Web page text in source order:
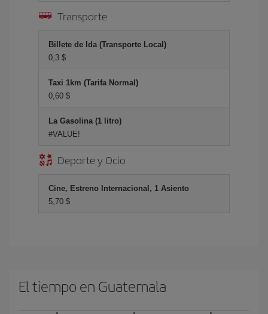
Transporte
Billete de Ida (Transporte Local)
0,3 $
Taxi 1km (Tarifa Normal)
0,60 $
La Gasolina (1 litro)
#VALUE!
Deporte y Ocio
Cine, Estreno Internacional, 1 Asiento
5,70 $
El tiempo en Guatemala